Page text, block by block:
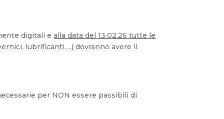
digitali ealla data del 13.02.26 tutte le
lubrificanti….) dovranno avere il
per NON essere passibili di